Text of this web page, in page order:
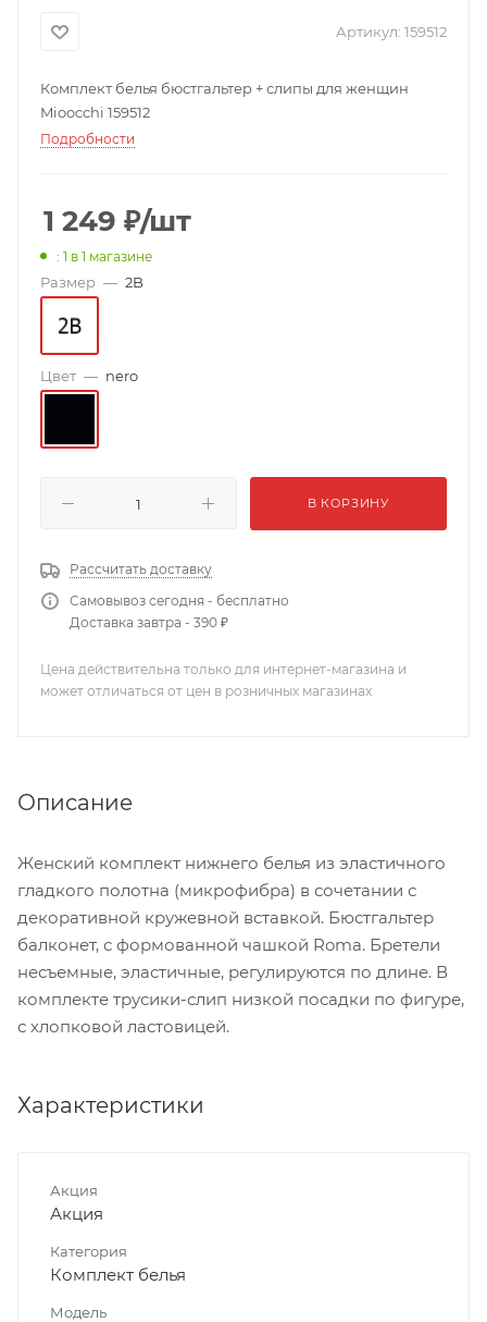
Артикул: 159512
Комплект белья бюстгальтер + слипы для женщин
Mioocchi 159512
Подробности
1 249 ₽/шт
: 1 в 1 магазине
Размер — 2B
Цвет — nero
В КОРЗИНУ
Рассчитать доставку
Самовывоз сегодня - бесплатно
Доставка завтра - 390 ₽
Цена действительна только для интернет-магазина и
может отличаться от цен в розничных магазинах
Описание
Женский комплект нижнего белья из эластичного
гладкого полотна (микрофибра) в сочетании с
декоративной кружевной вставкой. Бюстгальтер
балконет, с формованной чашкой Roma. Бретели
несъемные, эластичные, регулируются по длине. В
комплекте трусики-слип низкой посадки по фигуре,
с хлопковой ластовицей.
Характеристики
Акция
Акция
Категория
Комплект белья
Модель